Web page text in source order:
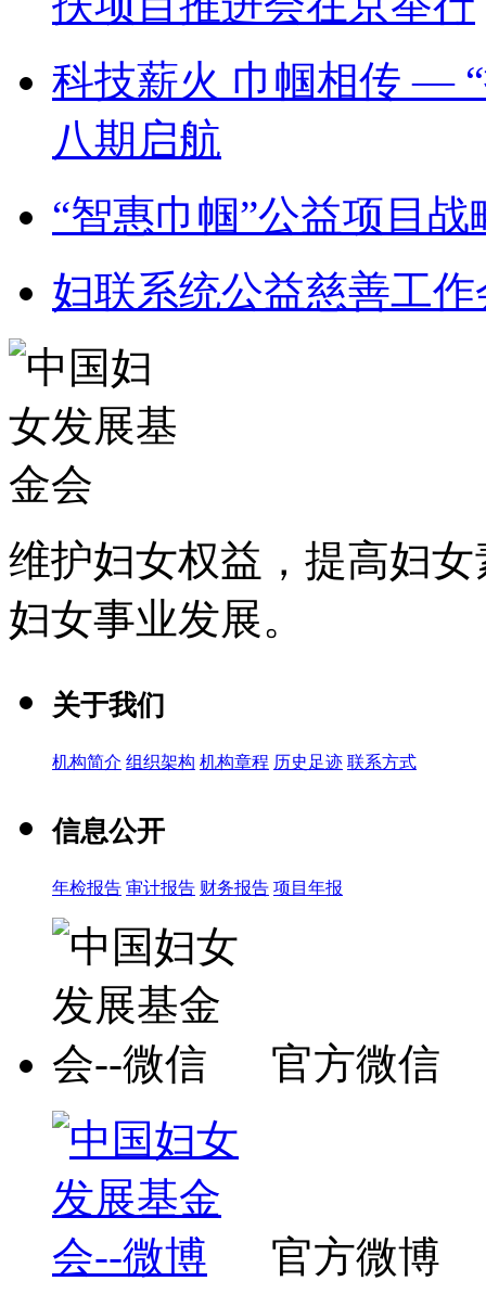
科技薪火 巾帼相传 —
八期启航
“智惠巾帼”公益项目
妇联系统公益慈善工
维护妇女权益，提高妇
妇女事业发展。
关于我们
机构简介 组织架构 机构章程 历史足迹 联系方式
信息公开
年检报告 审计报告 财务报告 项目年报
官方微信
官方微博